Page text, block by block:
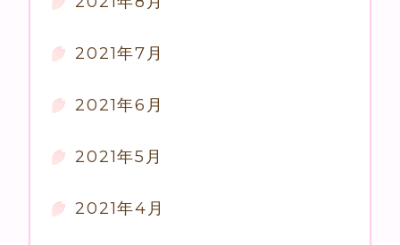
2021年7月
2021年6月
2021年5月
2021年4月